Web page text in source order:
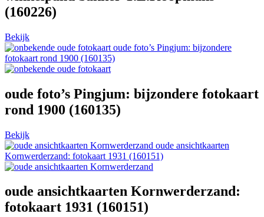
(160226)
Bekijk
oude foto’s Pingjum: bijzondere
fotokaart rond 1900 (160135)
oude foto’s Pingjum: bijzondere fotokaart
rond 1900 (160135)
Bekijk
oude ansichtkaarten
Kornwerderzand: fotokaart 1931 (160151)
oude ansichtkaarten Kornwerderzand:
fotokaart 1931 (160151)